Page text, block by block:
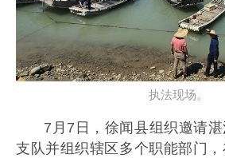
执法现场。
7月7日，徐闻县组织邀请
支队并组织辖区多个职能部门